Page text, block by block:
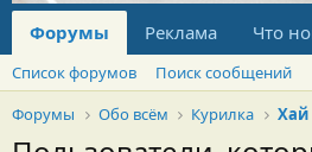
Форумы Реклама Что
Список форумов
Поиск сообщений
Форумы
Обо всём Курилка